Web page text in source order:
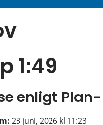
1:49
enligt
23 juni, 2026 kl 11:23